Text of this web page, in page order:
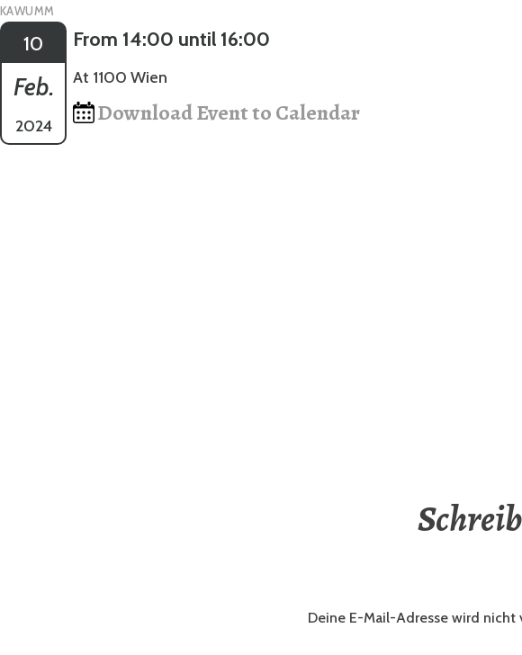
KAWUMM
10
Feb.
2024
From 14:00 until 16:00
At 1100 Wien
Download Event to Calendar
Deine E-Mail-Adresse wird